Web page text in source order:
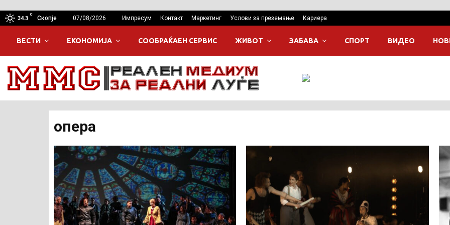
34.3
C
Скопје 07/08/2026 Импресум Контакт Маркетинг Услови за преземање Кариера
ВЕСТИ ЕКОНОМИЈА СООБРАЌАЕН СЕРВИС ЖИВОТ ЗАБАВА СПОРТ ВИДЕО
опера